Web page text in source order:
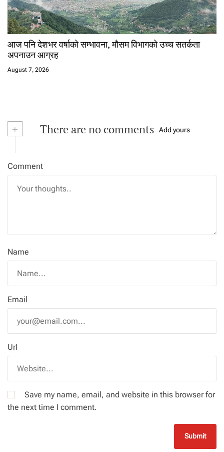
आज पनि देशभर वर्षाको सम्भावना, मौसम विभागको उच्च सतर्कता
अपनाउन आग्रह
August 7, 2026
+ There are no comments Add yours
Comment
Name
Email
Url
Save my name, email, and website in this browser for
the next time I comment.